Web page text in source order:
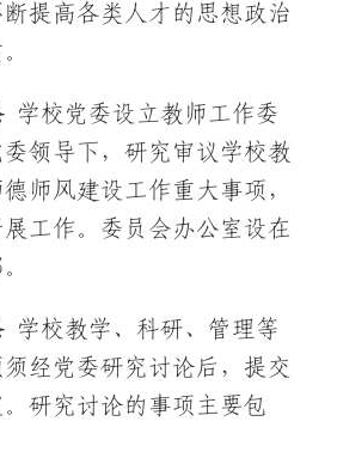
提高各类人才的思想政治
学校党委设立教师工作委
领导下，研究审议学校教
师风建设工作重大事项，
工作。委员会办公室设在
学校教学、科研、管理等
经党委研究讨论后，提交
研究讨论的事项主要包